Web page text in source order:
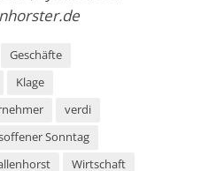
Geschäfte
Klage
verdi
Sonntag
Wirtschaft